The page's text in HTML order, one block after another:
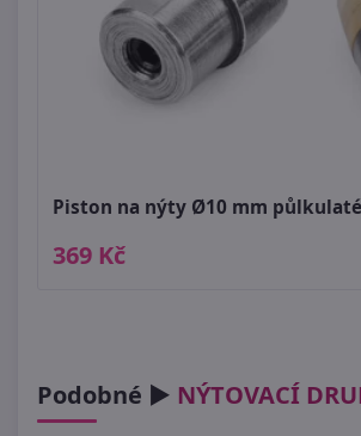
Piston na nýty Ø10 mm půlkulaté
369 Kč
Podobné ► NÝTOVACÍ